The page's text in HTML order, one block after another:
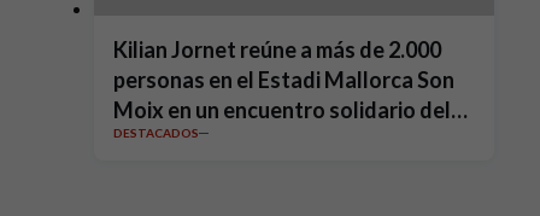
Kilian Jornet reúne a más de 2.000
personas en el Estadi Mallorca Son
Moix en un encuentro solidario del
RCD Mallorca Business Club
DESTACADOS